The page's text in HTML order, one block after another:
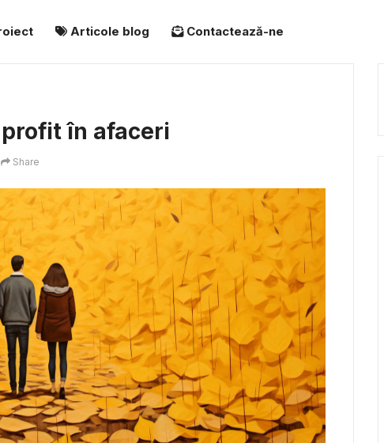
Articole blog Contactează-ne
în afaceri
Share